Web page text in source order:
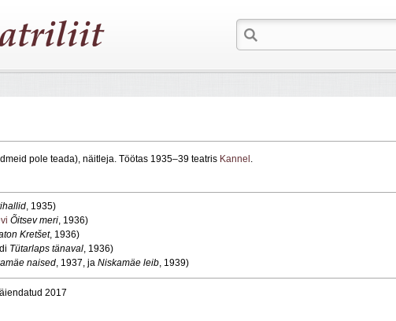
pole teada), näitleja. Töötas 1935–39 teatris Kannel .
, 1935)
Õitsev meri, 1936)
Kretšet, 1936)
Tütarlaps tänaval, 1936)
naised, 1937, ja Niskamäe leib, 1939)
2017